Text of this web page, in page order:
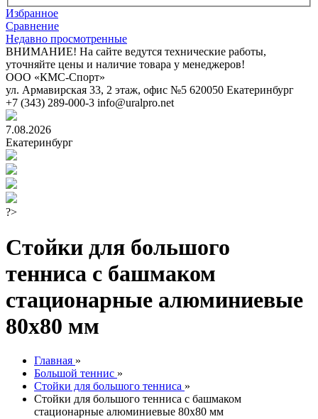
Избранное
Сравнение
Недавно просмотренные
ВНИМАНИЕ! На сайте ведутся технические работы,
уточняйте цены и наличие товара у менеджеров!
ООО «КМС-Спорт»
ул. Армавирская 33, 2 этаж, офис №5 620050 Екатеринбург
+7 (343) 289-000-3 info@uralpro.net
7.08.2026
Екатеринбург
?>
Стойки для большого
тенниса с башмаком
стационарные алюминиевые
80х80 мм
Главная »
Большой теннис »
Стойки для большого тенниса »
Стойки для большого тенниса с башмаком
стационарные алюминиевые 80х80 мм